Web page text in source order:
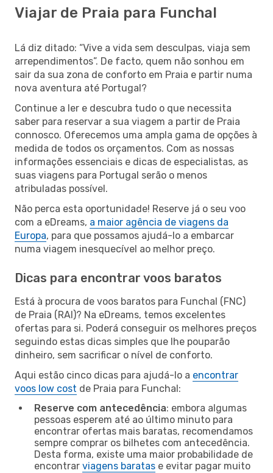
Viajar de Praia para Funchal
Lá diz ditado: “Vive a vida sem desculpas, viaja sem
arrependimentos”. De facto, quem não sonhou em
sair da sua zona de conforto em Praia e partir numa
nova aventura até Portugal?
Continue a ler e descubra tudo o que necessita
saber para reservar a sua viagem a partir de Praia
connosco. Oferecemos uma ampla gama de opções à
medida de todos os orçamentos. Com as nossas
informações essenciais e dicas de especialistas, as
suas viagens para Portugal serão o menos
atribuladas possível.
Não perca esta oportunidade! Reserve já o seu voo
com a eDreams, a maior agência de viagens da
Europa, para que possamos ajudá-lo a embarcar
numa viagem inesquecível ao melhor preço.
Dicas para encontrar voos baratos
Está à procura de voos baratos para Funchal (FNC)
de Praia (RAI)? Na eDreams, temos excelentes
ofertas para si. Poderá conseguir os melhores preços
seguindo estas dicas simples que lhe pouparão
dinheiro, sem sacrificar o nível de conforto.
Aqui estão cinco dicas para ajudá-lo a encontrar
voos low cost de Praia para Funchal:
Reserve com antecedência: embora algumas
pessoas esperem até ao último minuto para
encontrar ofertas mais baratas, recomendamos
sempre comprar os bilhetes com antecedência.
Desta forma, existe uma maior probabilidade de
encontrar viagens baratas e evitar pagar muito